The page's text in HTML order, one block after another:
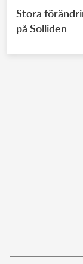
Stora
på Solliden